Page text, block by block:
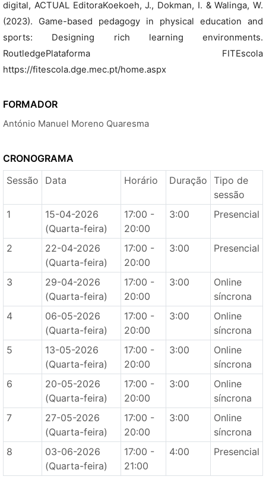
digital, ACTUAL EditoraKoekoeh, J., Dokman, I. & Walinga, W.
(2023). Game-based pedagogy in physical education and
sports: Designing rich learning environments.
RoutledgePlataforma FITEscola
https://fitescola.dge.mec.pt/home.aspx
FORMADOR
António Manuel Moreno Quaresma
CRONOGRAMA
Sessão
Data Horário Duração Tipo de
sessão
1
15-04-2026
(Quarta-feira)
17:00 -
20:00
3:00 Presencial
2
22-04-2026
(Quarta-feira)
17:00 -
20:00
3:00 Presencial
3
29-04-2026
(Quarta-feira)
17:00 -
20:00
3:00
Online
síncrona
4
06-05-2026
(Quarta-feira)
17:00 -
20:00
3:00
Online
síncrona
5
13-05-2026
(Quarta-feira)
17:00 -
20:00
3:00
Online
síncrona
6
20-05-2026
(Quarta-feira)
17:00 -
20:00
3:00
Online
síncrona
7
27-05-2026
(Quarta-feira)
17:00 -
20:00
3:00
Online
síncrona
8
03-06-2026
(Quarta-feira)
17:00 -
21:00
4:00 Presencial